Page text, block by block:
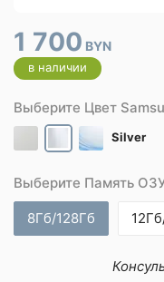
1 700 BYN
в наличии
Выберите Цвет
Silver
Выберите Память
8Гб/128Гб